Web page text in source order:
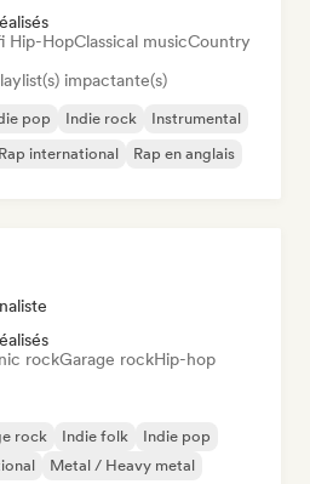
Hip-HopClassical musicCountry
impactante(s)
pop Indie rock
Instrumental
Rap international Rap en anglais
rockGarage rockHip-hop
rock Indie folk
Indie pop
Metal / Heavy metal